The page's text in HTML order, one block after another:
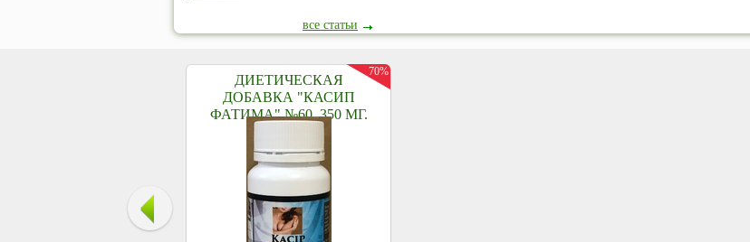
все статьи
ДИЕТИЧЕСКАЯ
ДОБАВКА "КАСИП
ФАТИМА" №60, 350 МГ.
70%